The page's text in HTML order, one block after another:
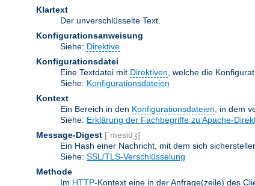
Klartext
Der unverschlüsselte Text.
Konfigurationsanweisung
Siehe: Direktive
Konfigurationsdatei
Eine Textdatei mit Direktiven , welche die
Siehe: Konfigurationsdateien
Kontext
Ein Bereich in den Konfigurationsdateien , in dem
Siehe: Erklärung der Fachbegriffe zu Apache-
Message-Digest [ˈmesidʒ]
Ein Hash einer Nachricht, mit dem sich
Siehe: SSL/TLS-Verschlüsselung
Methode
Im HTTP-Kontext eine in der Anfrage(zeile) des